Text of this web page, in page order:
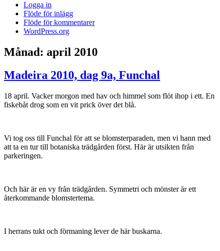
Logga in
Flöde för inlägg
Flöde för kommentarer
WordPress.org
Månad: april 2010
Madeira 2010, dag 9a, Funchal
18 april. Vacker morgon med hav och himmel som flöt ihop i ett. En
fiskebåt drog som en vit prick över det blå.
Vi tog oss till Funchal för att se blomsterparaden, men vi hann med
att ta en tur till botaniska trädgården först. Här är utsikten från
parkeringen.
Och här är en vy från trädgården. Symmetri och mönster är ett
återkommande blomstertema.
I herrans tukt och förmaning lever de här buskarna.